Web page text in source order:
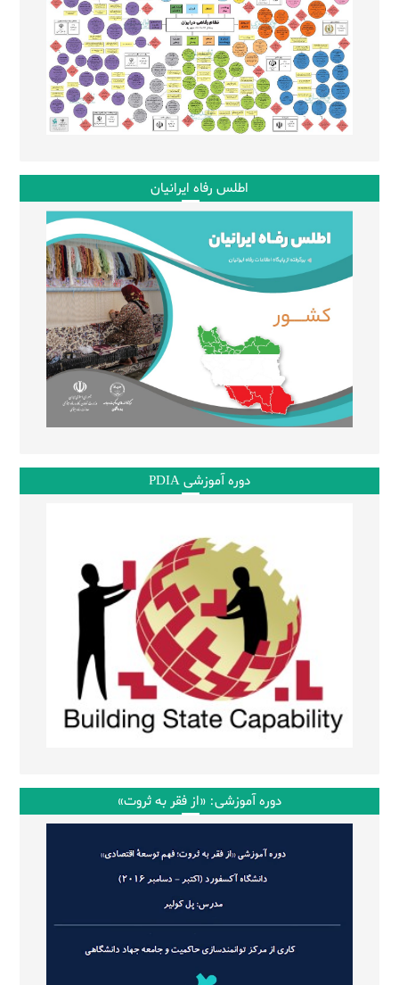
اطلس رفاه ایرانیان
دوره آموزشی PDIA
دوره آموزشی: «از فقر به ثروت»